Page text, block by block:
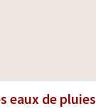
eaux de pluies